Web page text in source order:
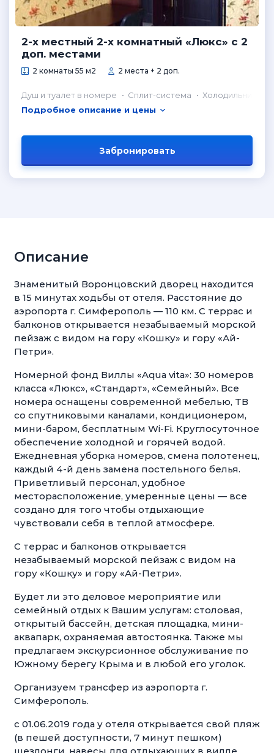
2-х местный 2-х комнатный «Люкс» с 2
доп. местами
2 комнаты 55 м2 2 места + 2 доп.
Душ и туалет в номере Сплит-система
Холодильник в
Подробное описание и цены
Забронировать
Описание
Знаменитый Воронцовский дворец находится
в 15 минутах ходьбы от отеля. Расстояние до
аэропорта г. Симферополь — 110 км. С террас и
балконов открывается незабываемый морской
пейзаж с видом на гору «Кошку» и гору «Ай-
Петри».
Номерной фонд Виллы «Aqua vita»: 30 номеров
класса «Люкс», «Стандарт», «Семейный». Все
номера оснащены современной мебелью, ТВ
со спутниковыми каналами, кондиционером,
мини-баром, бесплатным Wi-Fi. Круглосуточное
обеспечение холодной и горячей водой.
Ежедневная уборка номеров, смена полотенец,
каждый 4-й день замена постельного белья.
Приветливый персонал, удобное
месторасположение, умеренные цены — все
создано для того чтобы отдыхающие
чувствовали себя в теплой атмосфере.
С террас и балконов открывается
незабываемый морской пейзаж с видом на
гору «Кошку» и гору «Ай-Петри».
Будет ли это деловое мероприятие или
семейный отдых к Вашим услугам: столовая,
открытый бассейн, детская площадка, мини-
аквапарк, охраняемая автостоянка. Также мы
предлагаем экскурсионное обслуживание по
Южному берегу Крыма и в любой его уголок.
Организуем трансфер из аэропорта г.
Симферополь.
с 01.06.2019 года у отеля открывается свой пляж
(в пешей доступности, 7 минут пешком)